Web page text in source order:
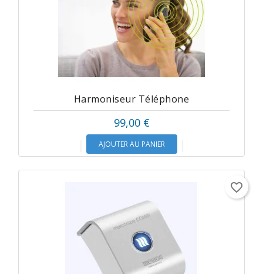
Harmoniseur Téléphone
99,00 €
AJOUTER AU PANIER
favorite_border